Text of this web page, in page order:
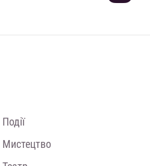
Події
Мистецтво